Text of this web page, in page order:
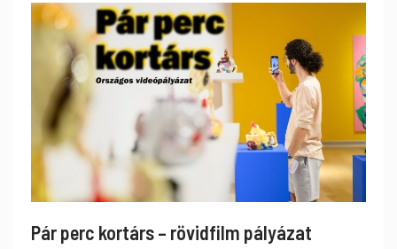
Pár perc kortárs – rövidfilm pályázat